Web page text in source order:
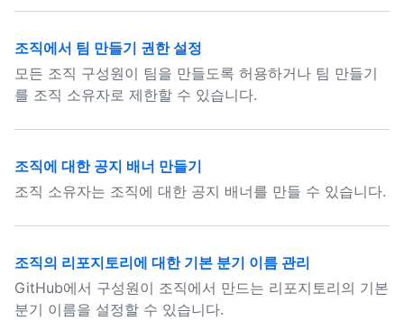
조직에서 팀 만들기 권한 설정
모든 조직 구성원이 팀을 만들도록 허용하거나 팀 만들기
를 조직 소유자로 제한할 수 있습니다.
조직에 대한 공지 배너 만들기
조직 소유자는 조직에 대한 공지 배너를 만들 수 있습니다.
조직의 리포지토리에 대한 기본 분기 이름 관리
GitHub에서 구성원이 조직에서 만드는 리포지토리의 기본
분기 이름을 설정할 수 있습니다.